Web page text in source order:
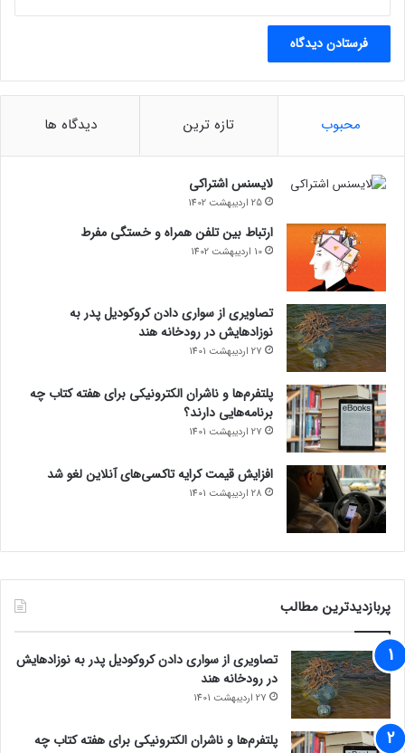
محبوب تازه ترین دیدگاه ها
لایسنس اشتراکی
25 اردیبهشت 1402
ارتباط بین تلفن همراه و خستگی مفرط
10 اردیبهشت 1402
تصاویری از سواری دادن کروکودیل پدر به
نوزادهایش در رودخانه هند
27 اردیبهشت 1401
پلتفرم‌ها و ناشران الکترونیکی برای هفته کتاب چه
برنامه‌هایی دارند؟
27 اردیبهشت 1401
افزایش قیمت کرایه تاکسی‌های آنلاین لغو شد
28 اردیبهشت 1401
پربازدیدترین مطالب
تصاویری از سواری دادن کروکودیل پدر به نوزادهایش
در رودخانه هند
27 اردیبهشت 1401
پلتفرم‌ها و ناشران الکترونیکی برای هفته کتاب چه